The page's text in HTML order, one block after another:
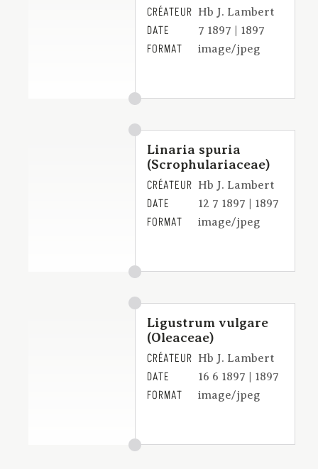
CRÉATEUR Hb J. Lambert
DATE 7 1897 | 1897
FORMAT image/jpeg
Linaria spuria
(Scrophulariaceae)
CRÉATEUR Hb J. Lambert
DATE 12 7 1897 | 1897
FORMAT image/jpeg
Ligustrum vulgare
(Oleaceae)
CRÉATEUR Hb J. Lambert
DATE 16 6 1897 | 1897
FORMAT image/jpeg